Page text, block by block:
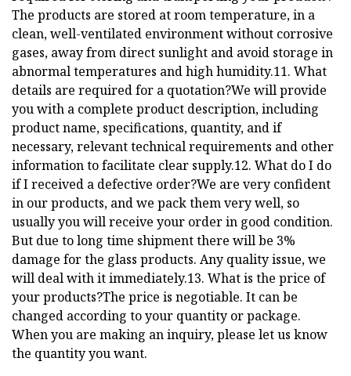
The products are stored at room temperature, in a
clean, well-ventilated environment without corrosive
gases, away from direct sunlight and avoid storage in
abnormal temperatures and high humidity.11. What
details are required for a quotation?We will provide
you with a complete product description, including
product name, specifications, quantity, and if
necessary, relevant technical requirements and other
information to facilitate clear supply.12. What do I do
if I received a defective order?We are very confident
in our products, and we pack them very well, so
usually you will receive your order in good condition.
But due to long time shipment there will be 3%
damage for the glass products. Any quality issue, we
will deal with it immediately.13. What is the price of
your products?The price is negotiable. It can be
changed according to your quantity or package.
When you are making an inquiry, please let us know
the quantity you want.